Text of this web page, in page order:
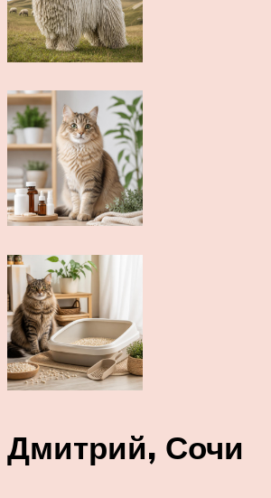
Дмитрий, Сочи